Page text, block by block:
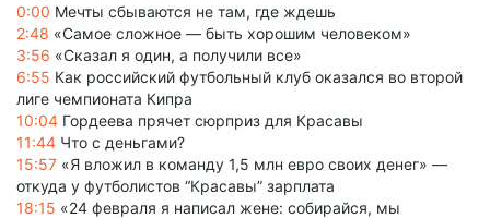
0:00 Мечты сбываются не там, где ждешь
2:48 «Самое сложное — быть хорошим человеком»
3:56 «Сказал я один, а получили все»
6:55 Как российский футбольный клуб оказался во второй
лиге чемпионата Кипра
10:04 Гордеева прячет сюрприз для Красавы
11:44 Что с деньгами?
15:57 «Я вложил в команду 1,5 млн евро своих денег» —
откуда у футболистов “Красавы” зарплата
18:15 «24 февраля я написал жене: собирайся, мы